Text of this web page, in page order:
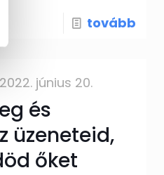
tovább
2022. június 20.
és
üzeneteid,
őket